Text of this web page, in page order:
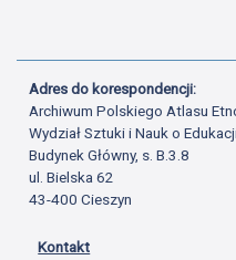
Adres do korespondencji:
Archiwum Polskiego Atlasu
Wydział Sztuki i Nauk o
Budynek Główny, s. B.3.8
ul. Bielska 62
43-400 Cieszyn
Kontakt